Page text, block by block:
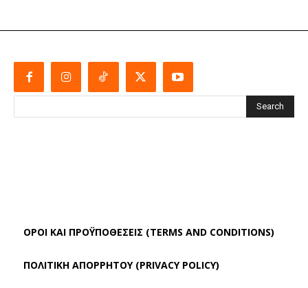
Search
ΌΡΟΙ ΚΑΙ ΠΡΟΫΠΟΘΈΣΕΙΣ (TERMS AND CONDITIONS)
ΠΟΛΙΤΙΚΗ ΑΠΟΡΡΗΤΟΥ (PRIVACY POLICY)